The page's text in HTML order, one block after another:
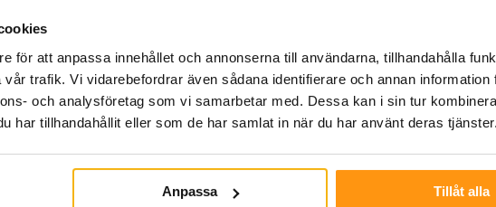
för att anpassa innehållet och annonserna till användarna, tillhandahålla
trafik. Vi vidarebefordrar även sådana identifierare och annan information
och analysföretag som vi samarbetar med. Dessa kan i sin tur
har tillhandahållit eller som de har samlat in när du har använt deras tjänster.
Anpassa Tillåt alla
Christian | Offerta.se
Total badrumsrenovering |